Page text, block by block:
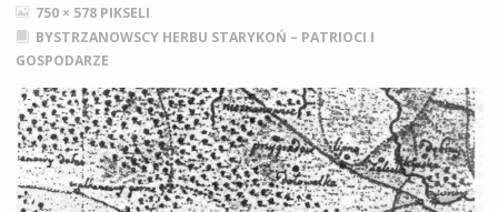
PEŁNY
ROZMIAR
750 × 578 PIKSELI
BYSTRZANOWSCY HERBU STARYKOŃ – PATRIOCI I
GOSPODARZE